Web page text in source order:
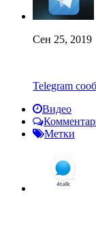
Сен 25, 2019
Telegram
Видео
Метки